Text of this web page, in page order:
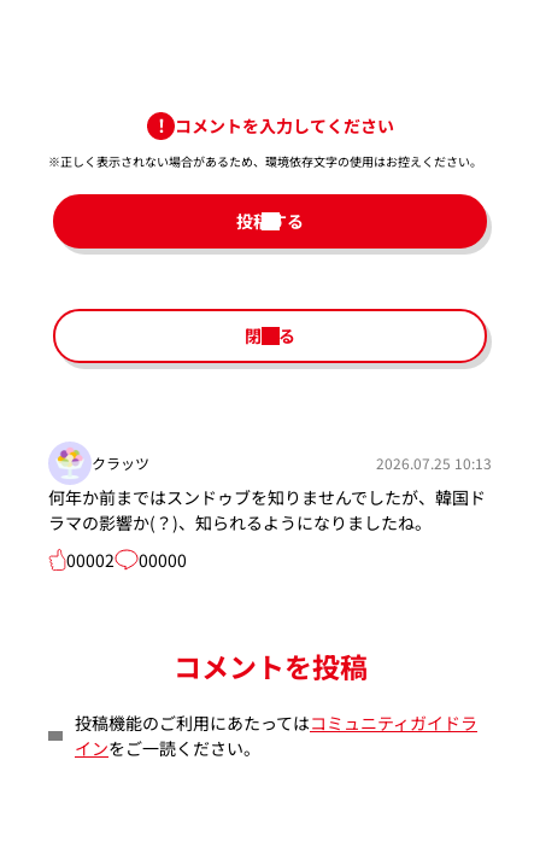
コメントを入力してください
※正しく表示されない場合があるため、環境依存文字の使用はお控えください。​
投稿する
閉じる
クラッツ 2026.07.25 10:13
何年か前まではスンドゥブを知りませんでしたが、韓国ド
ラマの影響か(？)、知られるようになりましたね。
00002
00000
コメントを投稿
投稿機能のご利用にあたってはコミュニティガイドラ
インをご一読ください。